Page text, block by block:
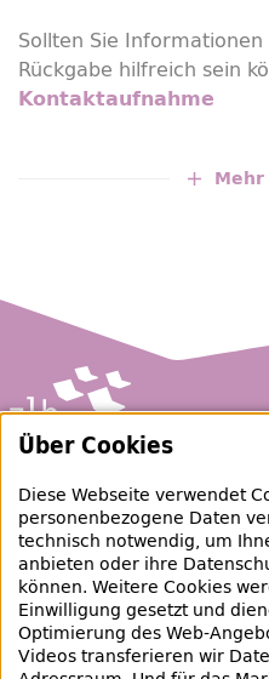
Sollten Sie
Rückgabe hilfreich sein
Kontaktaufnahme
Zentral- und
+49
Social-Media Kanäle
Über Cookies
Diese Webseite verwendet
personenbezogene Daten
technisch notwendig, um
anbieten oder ihre
können. Weitere Cookies
Einwilligung gesetzt und
Optimierung des Web-
Videos transferieren wir